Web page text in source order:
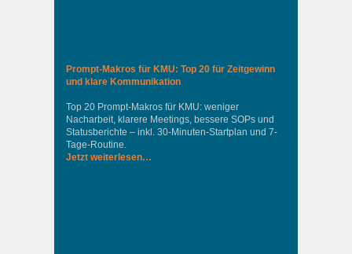
Prompt-Makros für KMU: Top 20 für Zeitgewinn
und klare Kommunikation
Top 20 Prompt-Makros für KMU: weniger
Nacharbeit, klarere Meetings, bessere SOPs und
Statusberichte – inkl. 30-Minuten-Startplan und 7-
Tage-Routine.
Jetzt weiterlesen…